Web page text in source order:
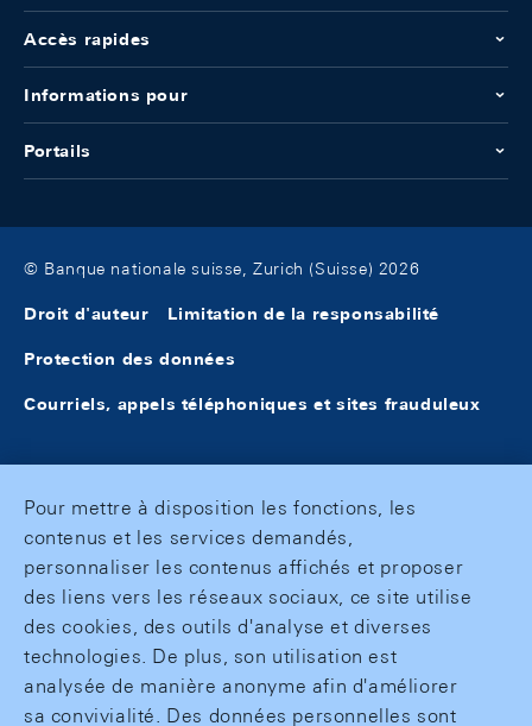
Accès rapides
Informations pour
Portails
© Banque nationale suisse, Zurich (Suisse) 2026
Droit d'auteur Limitation de la responsabilité
Protection des données
Courriels, appels téléphoniques et sites frauduleux
Pour mettre à disposition les fonctions, les
contenus et les services demandés,
personnaliser les contenus affichés et proposer
des liens vers les réseaux sociaux, ce site utilise
des cookies, des outils d'analyse et diverses
technologies. De plus, son utilisation est
analysée de manière anonyme afin d'améliorer
sa convivialité. Des données personnelles sont